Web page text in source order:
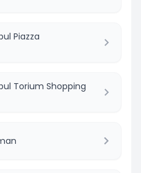
Piazza
Torium Shopping